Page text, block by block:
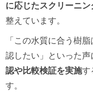
に応じたスクリーニ
整えています。
「この水質に合う樹
認したい」といった
認や比較検証を実施す
す。